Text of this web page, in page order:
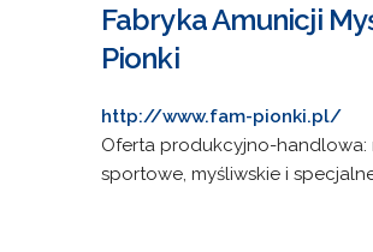
Fabryka Amunicji
Pionki
http://www.fam-pionki.pl/
Oferta produkcyjno-handlowa:
sportowe, myśliwskie i